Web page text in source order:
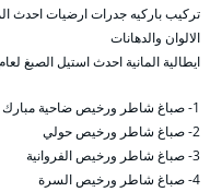
تركيب باركيه جدرات ارضيات احدث
الالوان والدهانات
ايطالية المانية احدث استيل الصبغ لعام 2021
1- صباغ شاطر ورخيص ضاحية مبارك العبدالله الجابر
2- صباغ شاطر ورخيص حولي
3- صباغ شاطر ورخيص الفروانية
4- صباغ شاطر ورخيص السرة